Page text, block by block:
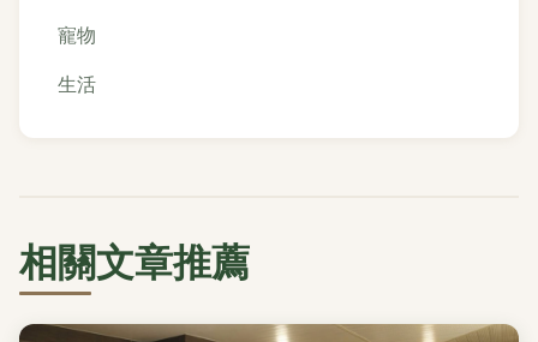
寵物
生活
相關文章推薦